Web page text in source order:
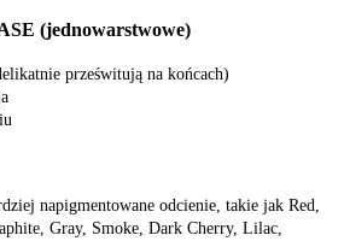
(jednowarstwowe)
prześwitują na końcach)
napigmentowane odcienie, takie jak Red,
Gray, Smoke, Dark Cherry, Lilac,